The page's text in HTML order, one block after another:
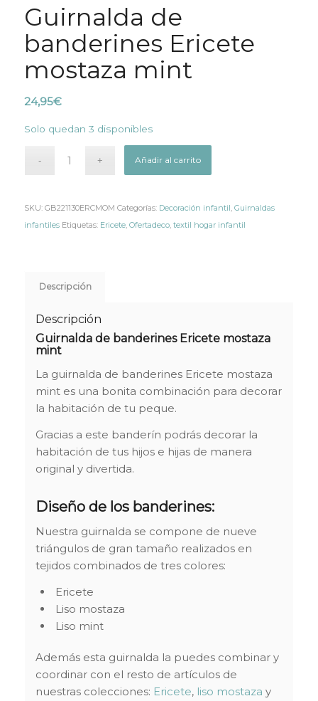
Guirnalda de
banderines Ericete
mostaza mint
24,95€
Solo quedan 3 disponibles
Añadir al carrito
SKU: GB221130ERCMOM Categorías: Decoración infantil, Guirnaldas
infantiles Etiquetas: Ericete, Ofertadeco, textil hogar infantil
Descripción
Descripción
Guirnalda de banderines Ericete mostaza
mint
La guirnalda de banderines Ericete mostaza
mint es una bonita combinación para decorar
la habitación de tu peque.
Gracias a este banderín podrás decorar la
habitación de tus hijos e hijas de manera
original y divertida.
Diseño de los banderines:
Nuestra guirnalda se compone de nueve
triángulos de gran tamaño realizados en
tejidos combinados de tres colores:
Ericete
Liso mostaza
Liso mint
Además esta guirnalda la puedes combinar y
coordinar con el resto de artículos de
nuestras colecciones: Ericete, liso mostaza y